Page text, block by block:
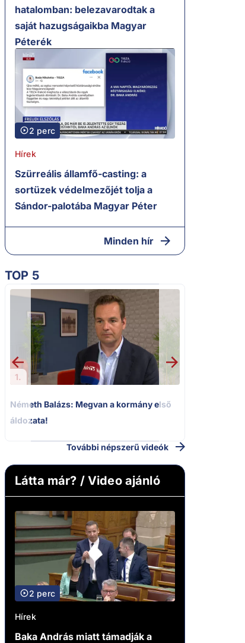
hatalomban: belezavarodtak a
saját hazugságaikba Magyar
Péterék
2 perc
Hírek
Szürreális államfő-casting: a
sortüzek védelmezőjét tolja a
Sándor-palotába Magyar Péter
Minden hír
TOP 5
1.
Németh Balázs: Megvan a kormány első
áldozata!
További népszerű videók
Látta már? / Video ajánló
2 perc
Hírek
Baka András miatt támadják a